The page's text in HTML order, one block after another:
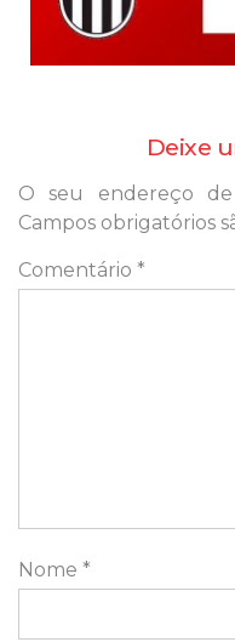
Deixe
O seu endereço
Campos obrigatórios
Comentário *
Nome *